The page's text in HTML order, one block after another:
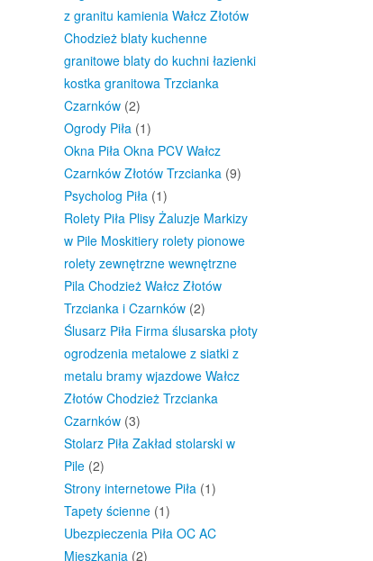
z granitu kamienia Wałcz Złotów
Chodzież blaty kuchenne
granitowe blaty do kuchni łazienki
kostka granitowa Trzcianka
Czarnków (2)
Ogrody Piła (1)
Okna Piła Okna PCV Wałcz
Czarnków Złotów Trzcianka (9)
Psycholog Piła (1)
Rolety Piła Plisy Żaluzje Markizy
w Pile Moskitiery rolety pionowe
rolety zewnętrzne wewnętrzne
Pila Chodzież Wałcz Złotów
Trzcianka i Czarnków (2)
Ślusarz Piła Firma ślusarska płoty
ogrodzenia metalowe z siatki z
metalu bramy wjazdowe Wałcz
Złotów Chodzież Trzcianka
Czarnków (3)
Stolarz Piła Zakład stolarski w
Pile (2)
Strony internetowe Piła (1)
Tapety ścienne (1)
Ubezpieczenia Piła OC AC
Mieszkania (2)